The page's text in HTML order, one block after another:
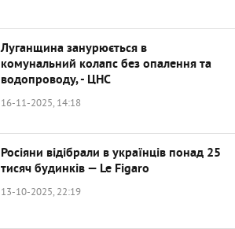
Луганщина занурюється в
комунальний колапс без опалення та
водопроводу, - ЦНС
16-11-2025, 14:18
Росіяни відібрали в українців понад 25
тисяч будинків — Le Figaro
13-10-2025, 22:19